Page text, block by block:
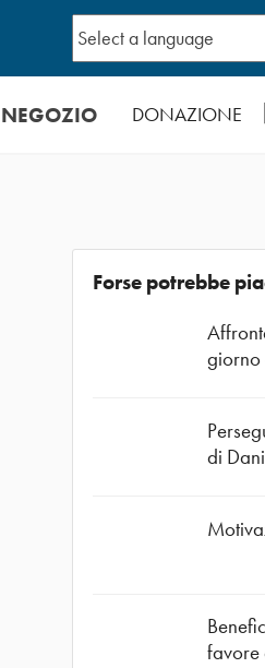
NEGOZIO DONAZIONE
Forse potrebbe
giorno
di
favore